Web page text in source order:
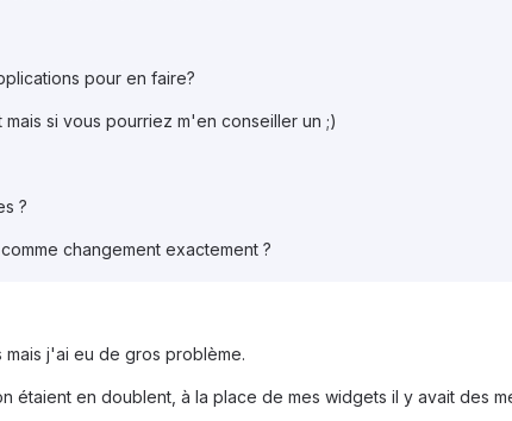
pour en faire?
si vous pourriez m'en conseiller un ;)
?
changement exactement ?
j'ai eu de gros problème.
étaient en doublent, à la place de mes widgets il y avait des